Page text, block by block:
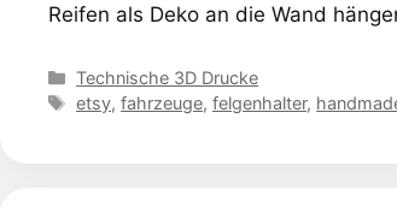
Reifen als Deko an die Wand
Kategorien
Technische 3D Drucke
Schlagwörter
etsy,fahrzeuge,felgenhalter,